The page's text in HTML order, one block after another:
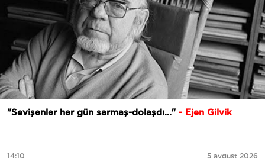
"Sevişənlər hər gün sarmaş-dolaşdı..." - Ejen Gilvik
14:10 5 avqust 2026